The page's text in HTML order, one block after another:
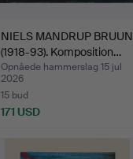
NIELS MANDRUP BRUUN
(1918-93). Komposition…
Opnåede hammerslag 15 jul
2026
15 bud
171 USD